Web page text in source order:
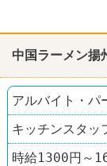
中国ラーメン
アルバイト・パ
キッチンスタ
時給1300円～